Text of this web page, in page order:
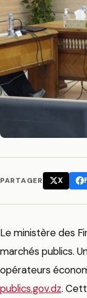
PARTAGER X
Le ministère des
marchés publics.
opérateurs
publics.gov.dz.